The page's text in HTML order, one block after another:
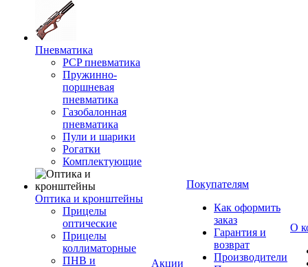
Пневматика
PCP пневматика
Пружинно-
поршневая
пневматика
Газобалонная
пневматика
Пули и шарики
Рогатки
Комплектующие
Оптика и кронштейны
Прицелы
оптические
Прицелы
коллиматорные
ПНВ и
Акции
Покупателям
Как оформить
заказ
Гарантия и
возврат
Производители
О